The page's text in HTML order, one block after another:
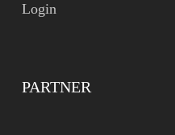
Login
PARTNER